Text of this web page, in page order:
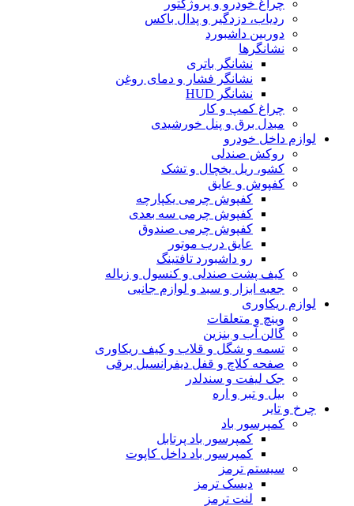
چراغ خودرو و پروژکتور
ردیاب، دزدگیر و پدال باکس
دوربین داشبورد
نشانگرها
نشانگر باتری
نشانگر فشار و دمای روغن
نشانگر HUD
چراغ کمپ و کار
مبدل برق و پنل خورشیدی
لوازم داخل خودرو
روکش صندلی
کشو، ریل یخچال و تشک
کفپوش و عایق
کفپوش چرمی یکپارچه
کفپوش چرمی سه بعدی
کفپوش چرمی صندوق
عایق درب موتور
رو داشبورد تافتینگ
کیف پشت صندلی و کنسول و زباله
جعبه ابزار و سبد و لوازم جانبی
لوازم ریکاوری
وینچ و متعلقات
گالن آب و بنزین
تسمه و شگل و قلاب و کیف ریکاوری
صفحه کلاچ و قفل دیفرانسیل برقی
جک لیفت و سندلدر
بیل و تبر و اره
چرخ و تایر
کمپرسور باد
کمپرسور باد پرتابل
کمپرسور باد داخل کاپوت
سیستم ترمز
دیسک ترمز
لنت ترمز